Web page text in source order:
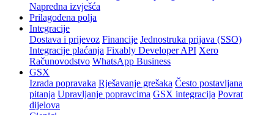
Napredna izvješća
Prilagođena polja
Integracije
Dostava i prijevoz Financije Jednostruka prijava (SSO)
Integracije plaćanja Fixably Developer API Xero
Računovodstvo WhatsApp Business
GSX
Izrada popravaka Rješavanje grešaka Često postavljana
pitanja Upravljanje popravcima GSX integracija Povrat
dijelova